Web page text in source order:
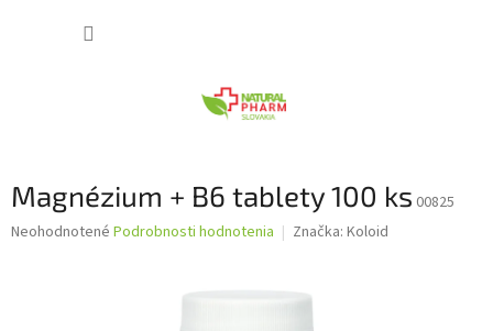
Magnézium + B6 tablety 100 ks 00825
Priemerné
Neohodnotené Podrobnosti hodnotenia Značka: Koloid